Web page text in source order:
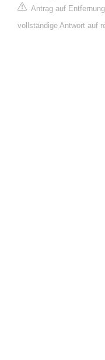
Antrag auf
vollständige Antwort auf